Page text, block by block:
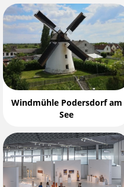
Windmühle Podersdorf am
See